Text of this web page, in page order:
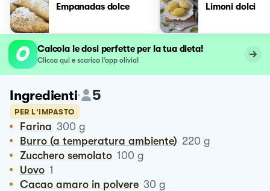
Empanadas dolce Limoni dolci
Calcola le dosi perfette per la tua dieta!
Clicca qui e scarica l’app olivia!
Ingredienti 5
PER L'IMPASTO
Farina 300 g
Burro (a temperatura ambiente) 220 g
Zucchero semolato 100 g
Uovo 1
Cacao amaro in polvere 30 g